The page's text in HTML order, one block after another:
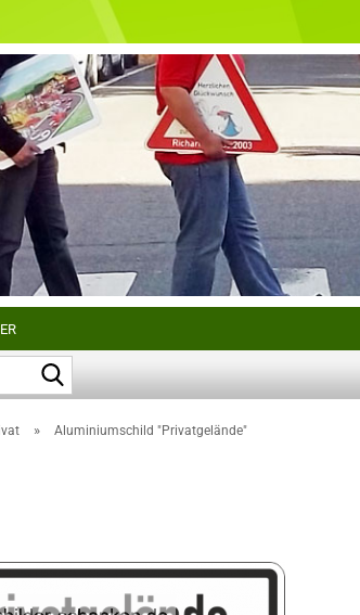
» Aluminiumschild "Privatgelände"